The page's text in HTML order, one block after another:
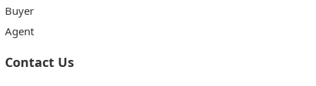
Buyer
Agent
Contact Us